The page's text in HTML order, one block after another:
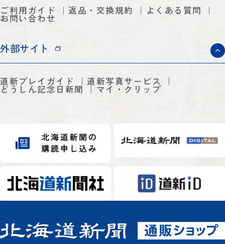
ご利用ガイド 返品・交換規約 よくある質問
お問い合わせ
外部サイト
道新プレイガイド 道新写真サービス
どうしん記念日新聞 マイ・クリップ